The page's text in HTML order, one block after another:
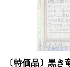
〔特価品〕黒